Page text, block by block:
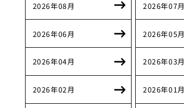
2026年08月 2026年07月
2026年06月 2026年05月
2026年04月 2026年03月
2026年02月 2026年01月